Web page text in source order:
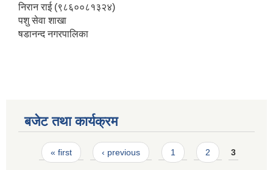
निरान राई (९८६००८१३२४)
पशु सेवा शाखा
षडानन्द नगरपालिका
बजेट तथा कार्यक्रम
Pages
« first ‹ previous 1 2 3